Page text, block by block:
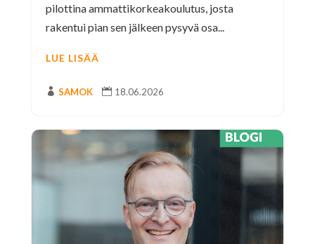
pilottina ammattikorkeakoulutus, josta
rakentui pian sen jälkeen pysyvä osa...
LUE LISÄÄ
 SAMOK  18.06.2026